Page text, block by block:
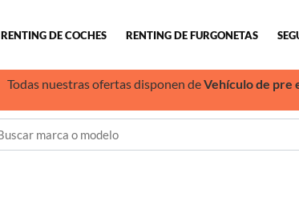
RENTING DE COCHES RENTING DE FURGONETAS
Todas nuestras ofertas disponen deVehículo de pre